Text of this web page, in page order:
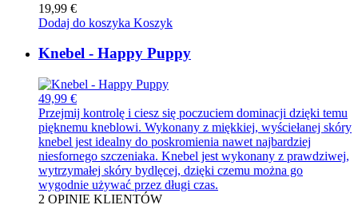
19,99 €
Dodaj do koszyka Koszyk
Knebel - Happy Puppy
49,99 €
Przejmij kontrolę i ciesz się poczuciem dominacji dzięki temu
pięknemu kneblowi. Wykonany z miękkiej, wyściełanej skóry
knebel jest idealny do poskromienia nawet najbardziej
niesfornego szczeniaka. Knebel jest wykonany z prawdziwej,
wytrzymałej skóry bydlęcej, dzięki czemu można go
wygodnie używać przez długi czas.
2 OPINIE KLIENTÓW